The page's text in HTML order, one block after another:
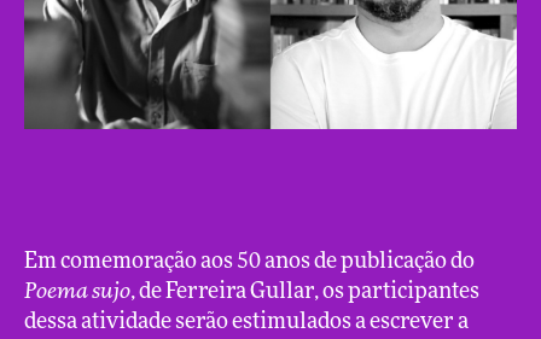
Em comemoração aos 50 anos de publicação do
Poema sujo, de Ferreira Gullar, os participantes
dessa atividade serão estimulados a escrever a